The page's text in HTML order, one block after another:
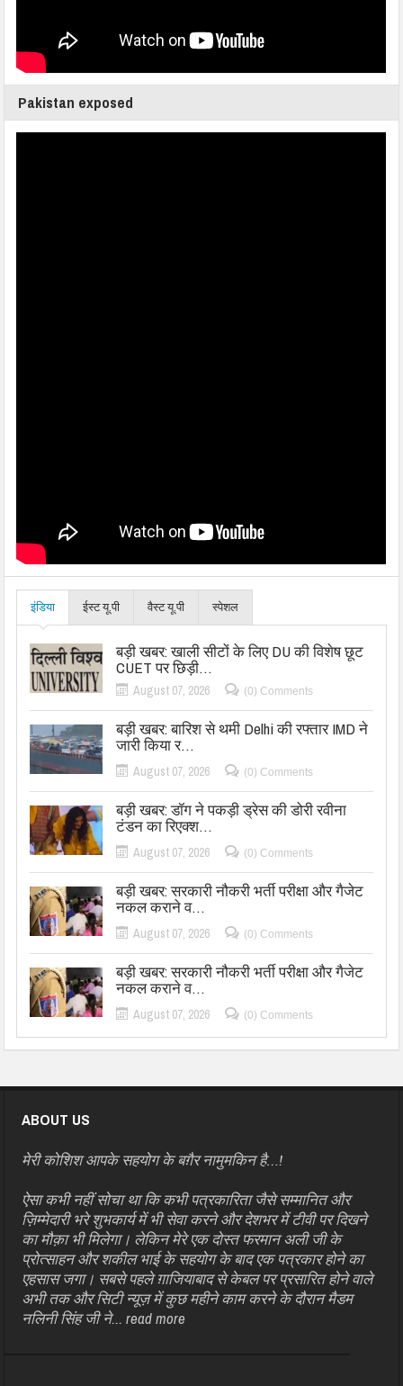
Pakistan exposed
इंडिया ईस्ट यू.पी वैस्ट यू.पी स्पेशल
बड़ी खबर: खाली सीटों के लिए DU की विशेष छूट
CUET पर छिड़ी…
August 07, 2026 (0) Comments
बड़ी खबर: बारिश से थमी Delhi की रफ्तार IMD ने
जारी किया र…
August 07, 2026 (0) Comments
बड़ी खबर: डॉग ने पकड़ी ड्रेस की डोरी रवीना
टंडन का रिएक्श…
August 07, 2026 (0) Comments
बड़ी खबर: सरकारी नौकरी भर्ती परीक्षा और गैजेट
नकल कराने व…
August 07, 2026 (0) Comments
बड़ी खबर: सरकारी नौकरी भर्ती परीक्षा और गैजेट
नकल कराने व…
August 07, 2026 (0) Comments
ABOUT US
मेरी कोशिश आपके सहयोग के बग़ैर नामुमकिन है…!
ऐसा कभी नहीं सोचा था कि कभी पत्रकारिता जैसे सम्मानित और
ज़िम्मेदारी भरे शुभकार्य में भी सेवा करने और देशभर में टीवी पर दिखने
का मौक़ा भी मिलेगा। लेकिन मेरे एक दोस्त फरमान अली जी के
प्रोत्साहन और शकील भाई के सहयोग के बाद एक पत्रकार होने का
एहसास जगा। सबसे पहले ग़ाजियाबाद से केबल पर प्रसारित होने वाले
अभी तक और सिटी न्यूज़ में कुछ महीने काम करने के दौरान मैडम
नलिनी सिंह जी ने...read more